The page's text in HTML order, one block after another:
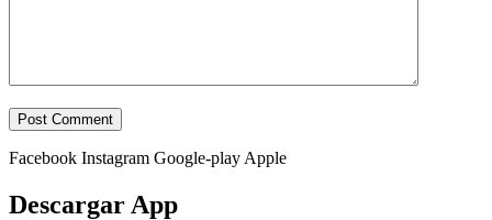
Facebook Instagram Google-play Apple
Descargar App